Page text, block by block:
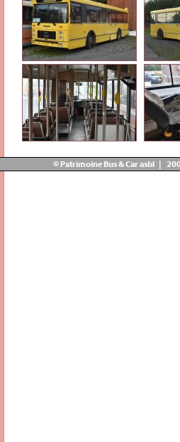
© Patrimoine Bus & Car asbl |